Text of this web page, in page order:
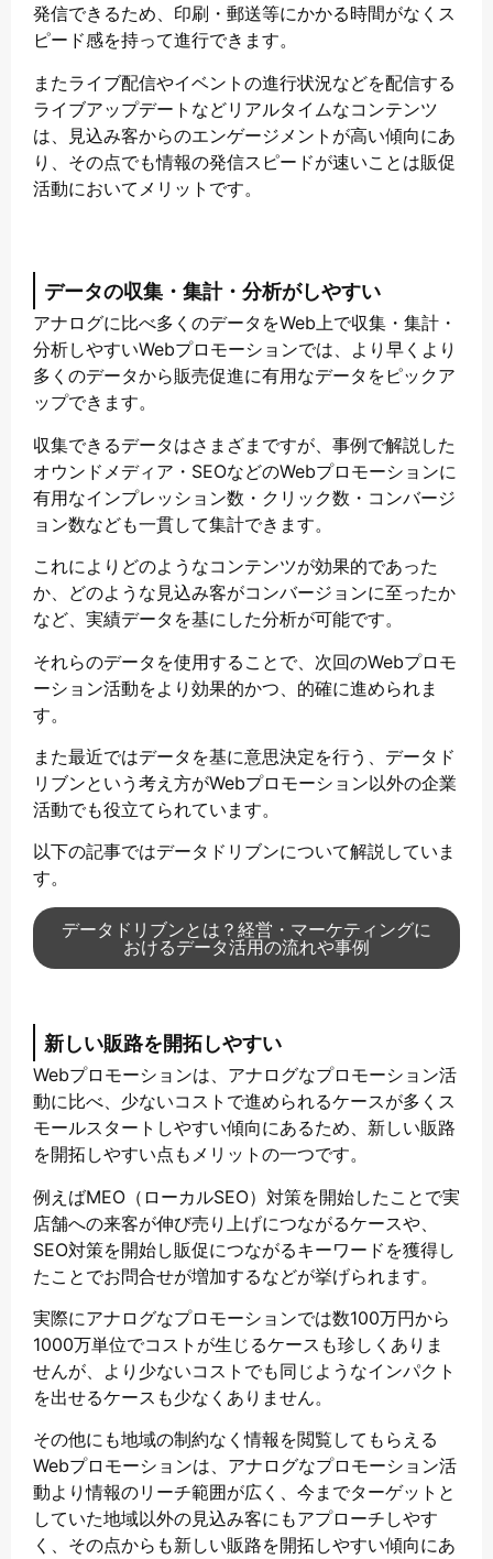
発信できるため、印刷・郵送等にかかる時間がなくス
ピード感を持って進行できます。
またライブ配信やイベントの進行状況などを配信する
ライブアップデートなどリアルタイムなコンテンツ
は、見込み客からのエンゲージメントが高い傾向にあ
り、その点でも情報の発信スピードが速いことは販促
活動においてメリットです。
データの収集・集計・分析がしやすい
アナログに比べ多くのデータをWeb上で収集・集計・
分析しやすいWebプロモーションでは、より早くより
多くのデータから販売促進に有用なデータをピックア
ップできます。
収集できるデータはさまざまですが、事例で解説した
オウンドメディア・SEOなどのWebプロモーションに
有用なインプレッション数・クリック数・コンバージ
ョン数なども一貫して集計できます。
これによりどのようなコンテンツが効果的であった
か、どのような見込み客がコンバージョンに至ったか
など、実績データを基にした分析が可能です。
それらのデータを使用することで、次回のWebプロモ
ーション活動をより効果的かつ、的確に進められま
す。
また最近ではデータを基に意思決定を行う、データド
リブンという考え方がWebプロモーション以外の企業
活動でも役立てられています。
以下の記事ではデータドリブンについて解説していま
す。
データドリブンとは？経営・マーケティングに
おけるデータ活用の流れや事例
新しい販路を開拓しやすい
Webプロモーションは、アナログなプロモーション活
動に比べ、少ないコストで進められるケースが多くス
モールスタートしやすい傾向にあるため、新しい販路
を開拓しやすい点もメリットの一つです。
例えばMEO（ローカルSEO）対策を開始したことで実
店舗への来客が伸び売り上げにつながるケースや、
SEO対策を開始し販促につながるキーワードを獲得し
たことでお問合せが増加するなどが挙げられます。
実際にアナログなプロモーションでは数100万円から
1000万単位でコストが生じるケースも珍しくありま
せんが、より少ないコストでも同じようなインパクト
を出せるケースも少なくありません。
その他にも地域の制約なく情報を閲覧してもらえる
Webプロモーションは、アナログなプロモーション活
動より情報のリーチ範囲が広く、今までターゲットと
していた地域以外の見込み客にもアプローチしやす
く、その点からも新しい販路を開拓しやすい傾向にあ